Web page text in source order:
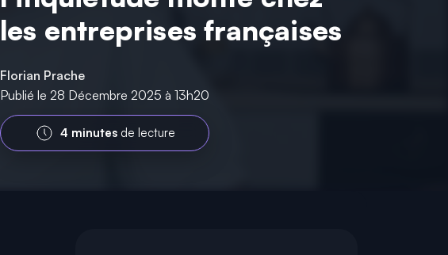
les entreprises françaises
Florian Prache
Publié le 28 Décembre 2025 à 13h20
4 minutesde lecture